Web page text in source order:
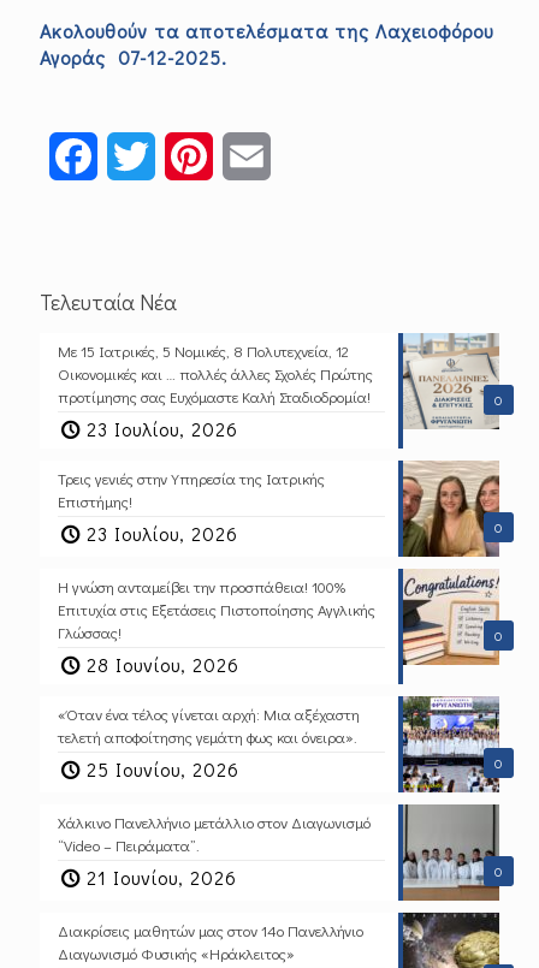
Ακολουθούν τα αποτελέσματα της Λαχειοφόρου
Αγοράς 07-12-2025.
FacebookTwitter Pinterest
Τελευταία Νέα
0
Με 15 Ιατρικές, 5 Νομικές, 8 Πολυτεχνεία, 12
Οικονομικές και … πολλές άλλες Σχολές Πρώτης
προτίμησης σας Ευχόμαστε Καλή Σταδιοδρομία!
23 Ιουλίου, 2026
0
Τρεις γενιές στην Υπηρεσία της Ιατρικής
Επιστήμης!
23 Ιουλίου, 2026
0
Η γνώση ανταμείβει την προσπάθεια! 100%
Επιτυχία στις Εξετάσεις Πιστοποίησης Αγγλικής
Γλώσσας!
28 Ιουνίου, 2026
0
«Όταν ένα τέλος γίνεται αρχή: Μια αξέχαστη
τελετή αποφοίτησης γεμάτη φως και όνειρα».
25 Ιουνίου, 2026
0
Χάλκινο Πανελλήνιο μετάλλιο στον Διαγωνισμό
“Video – Πειράματα”.
21 Ιουνίου, 2026
Διακρίσεις μαθητών μας στον 14ο Πανελλήνιο
Διαγωνισμό Φυσικής «Ηράκλειτος»